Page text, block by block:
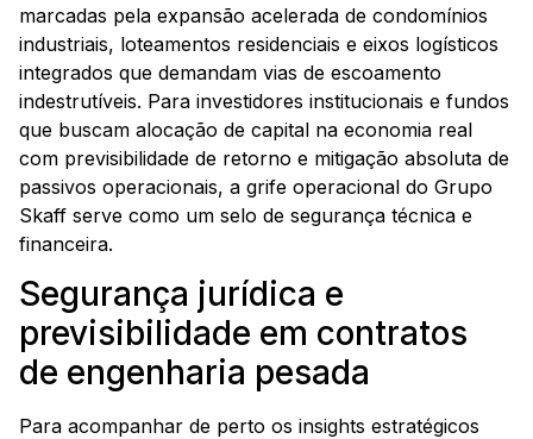
marcadas pela expansão acelerada de condomínios
industriais, loteamentos residenciais e eixos logísticos
integrados que demandam vias de escoamento
indestrutíveis. Para investidores institucionais e fundos
que buscam alocação de capital na economia real
com previsibilidade de retorno e mitigação absoluta de
passivos operacionais, a grife operacional do Grupo
Skaff serve como um selo de segurança técnica e
financeira.
Segurança jurídica e
previsibilidade em contratos
de engenharia pesada
Para acompanhar de perto os insights estratégicos